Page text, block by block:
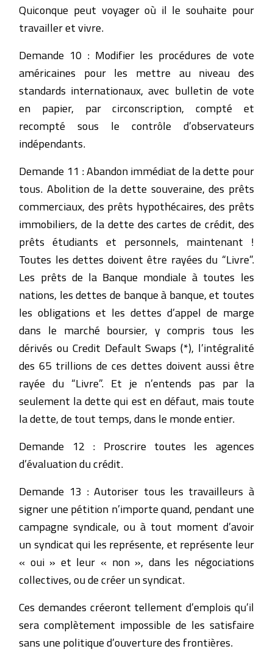
Quiconque peut voyager où il le souhaite pour
travailler et vivre.
Demande 10 : Modifier les procédures de vote
américaines pour les mettre au niveau des
standards internationaux, avec bulletin de vote
en papier, par circonscription, compté et
recompté sous le contrôle d’observateurs
indépendants.
Demande 11 : Abandon immédiat de la dette pour
tous. Abolition de la dette souveraine, des prêts
commerciaux, des prêts hypothécaires, des prêts
immobiliers, de la dette des cartes de crédit, des
prêts étudiants et personnels, maintenant !
Toutes les dettes doivent être rayées du “Livre”.
Les prêts de la Banque mondiale à toutes les
nations, les dettes de banque à banque, et toutes
les obligations et les dettes d’appel de marge
dans le marché boursier, y compris tous les
dérivés ou Credit Default Swaps (*), l’intégralité
des 65 trillions de ces dettes doivent aussi être
rayée du “Livre”. Et je n’entends pas par la
seulement la dette qui est en défaut, mais toute
la dette, de tout temps, dans le monde entier.
Demande 12 : Proscrire toutes les agences
d’évaluation du crédit.
Demande 13 : Autoriser tous les travailleurs à
signer une pétition n’importe quand, pendant une
campagne syndicale, ou à tout moment d’avoir
un syndicat qui les représente, et représente leur
« oui » et leur « non », dans les négociations
collectives, ou de créer un syndicat.
Ces demandes créeront tellement d’emplois qu’il
sera complètement impossible de les satisfaire
sans une politique d’ouverture des frontières.